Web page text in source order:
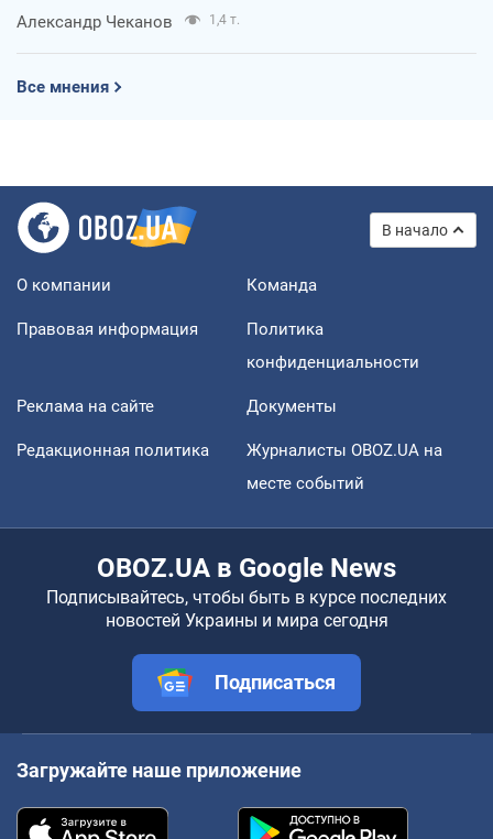
Александр Чеканов 1,4 т.
Все мнения
В начало
О компании Команда
Правовая информация
Политика
конфиденциальности
Реклама на сайте Документы
Редакционная политика
Журналисты OBOZ.UA на
месте событий
OBOZ.UA в Google News
Подписывайтесь, чтобы быть в курсе последних
новостей Украины и мира сегодня
Подписаться
Загружайте наше приложение